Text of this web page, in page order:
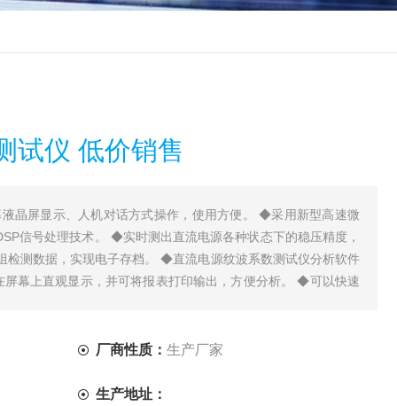
试仪 低价销售
晶屏显示、人机对话方式操作，使用方便。 ◆采用新型高速微
信号处理技术。 ◆实时测出直流电源各种状态下的稳压精度，
测数据，实现电子存档。 ◆直流电源纹波系数测试仪分析软件
幕上直观显示，并可将报表打印输出，方便分析。 ◆可以快速
厂商性质： 生产厂家
生产地址：